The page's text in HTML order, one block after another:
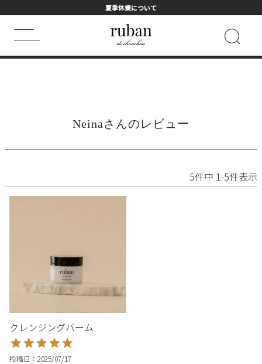
夏季休業について
まつげ美容液 トライアル ヘアマスク
フェイスマスク 詰め替え用
Neinaさんのレビュー
5件中 1-5件表示
クレンジングバーム
投稿日 2025/07/17